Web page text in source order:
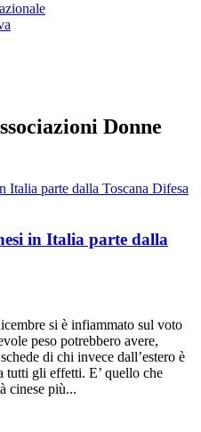
Donne
Difesa
in Italia parte dalla
si è infiammato sul voto
peso potrebbero avere,
di chi invece dall’estero è
tutti gli effetti. E’ quello che
cinese più...